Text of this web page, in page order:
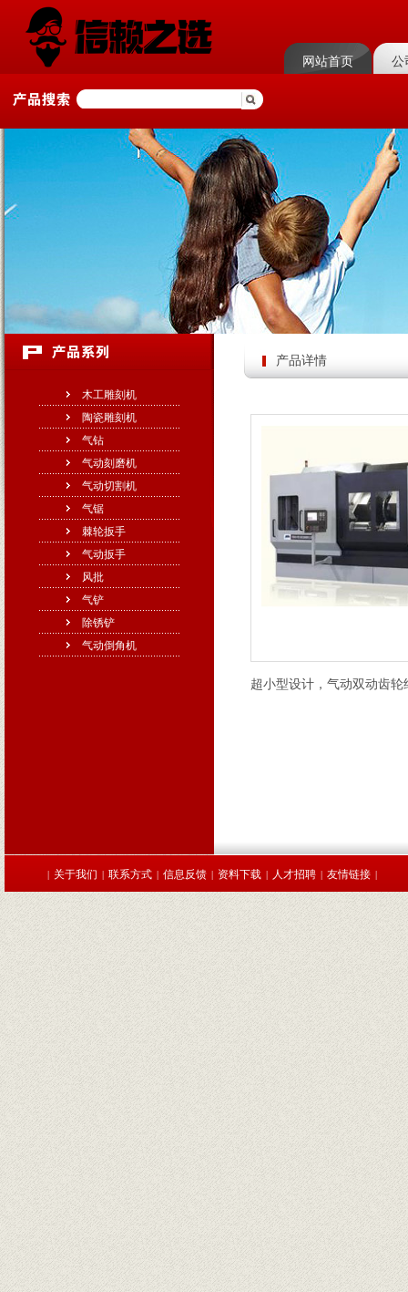
网站首页 公
木工雕刻机
陶瓷雕刻机
气钻
气动刻磨机
气动切割机
气锯
棘轮扳手
气动扳手
风批
气铲
除锈铲
气动倒角机
产品详情
超小型设计，气动双动齿
| 关于我们 | 联系方式 | 信息反馈 | 资料下载 | 人才招聘 | 友情链接 |